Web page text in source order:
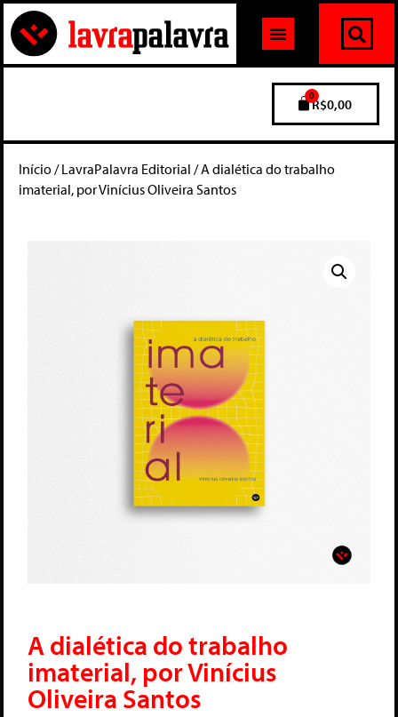
R$0,00
0
Início/LavraPalavra Editorial / A dialética do trabalho
imaterial, por Vinícius Oliveira Santos
A dialética do trabalho
imaterial, por Vinícius
Oliveira Santos